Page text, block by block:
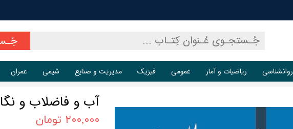
روانشناسی ریاضیات و آمار عمومی فیزیک مدیریت و صنایع شیمی عمران
آب و فاضلاب و
۲۰۰,۰۰۰ تومان